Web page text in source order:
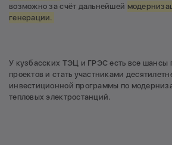
возможно за счёт дальнейшей
генерации.
У кузбасских ТЭЦ и ГРЭС есть все шансы
проектов и стать участниками
инвестиционной программы по
тепловых электростанций.